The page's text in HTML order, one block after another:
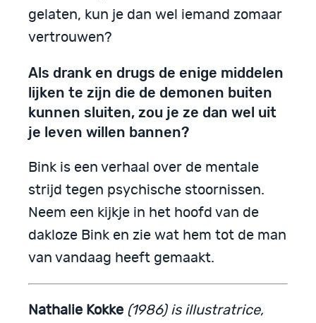
gelaten, kun je dan wel iemand zomaar
vertrouwen?
Als drank en drugs de enige middelen
lijken te zijn die de demonen buiten
kunnen sluiten, zou je ze dan wel uit
je leven willen bannen?
Bink is een verhaal over de mentale
strijd tegen psychische stoornissen.
Neem een kijkje in het hoofd van de
dakloze Bink en zie wat hem tot de man
van vandaag heeft gemaakt.
Nathalie Kokke (1986) is illustratrice,